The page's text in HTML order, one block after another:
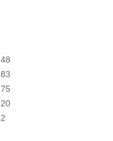
48
83
75
20
2